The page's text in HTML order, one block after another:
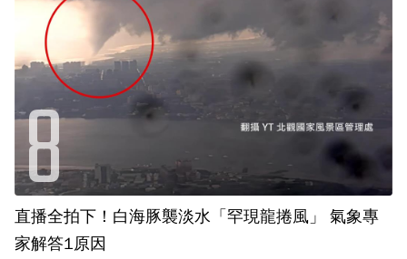
直播全拍下！白海豚襲淡水「罕現龍捲風」 氣象專
家解答1原因